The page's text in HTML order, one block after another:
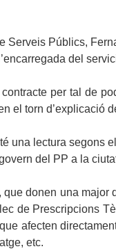
Públics,
del
per tal de
el torn d’explicació
lectura segons
del PP a la
donen una
de Prescripcions
afecten
etc.